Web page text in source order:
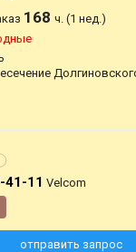
168ч. (1 нед.)
41-11 Velcom
отправить запрос